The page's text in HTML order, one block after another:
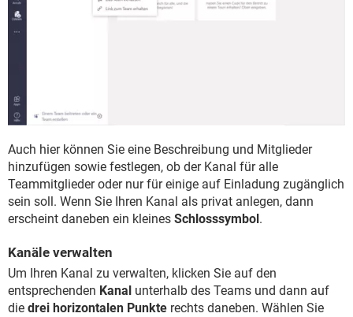
Auch hier können Sie eine Beschreibung und Mitglieder
hinzufügen sowie festlegen, ob der Kanal für alle
Teammitglieder oder nur für einige auf Einladung zugänglich
sein soll. Wenn Sie Ihren Kanal als privat anlegen, dann
erscheint daneben ein kleines Schlosssymbol .
Kanäle verwalten
Um Ihren Kanal zu verwalten, klicken Sie auf den
entsprechenden Kanal unterhalb des Teams und dann auf
die drei horizontalen Punkte rechts daneben. Wählen Sie